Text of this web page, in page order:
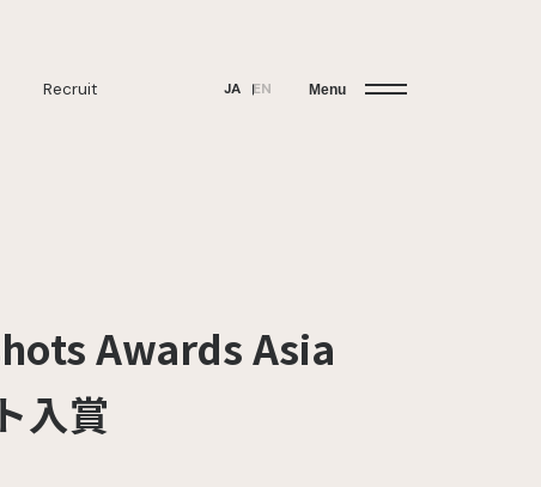
Recruit JA EN Menu
Awards Asia
入賞